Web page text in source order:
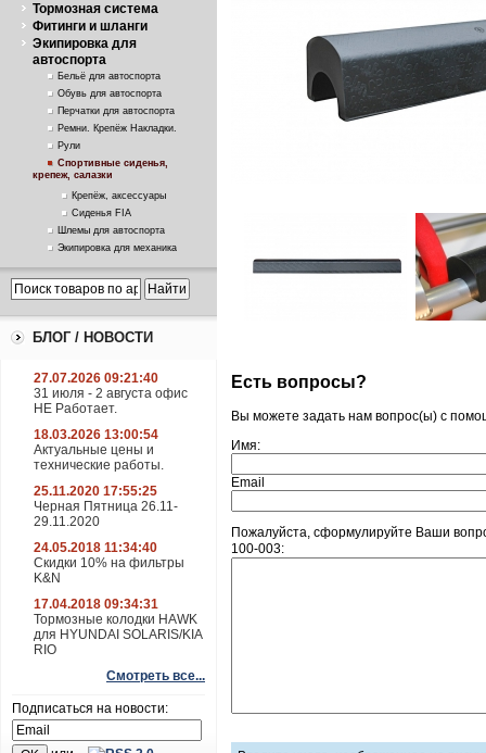
Тормозная система
Фитинги и шланги
Экипировка для
автоспорта
Бельё для автоспорта
Обувь для автоспорта
Перчатки для автоспорта
Ремни. Крепёж Накладки.
Рули
Спортивные сиденья,
крепеж, салазки
Крепёж, аксессуары
Сиденья FIA
Шлемы для автоспорта
Экипировка для механика
БЛОГ / НОВОСТИ
27.07.2026 09:21:40
31 июля - 2 августа офис
НЕ Работает.
18.03.2026 13:00:54
Актуальные цены и
технические работы.
25.11.2020 17:55:25
Черная Пятница 26.11-
29.11.2020
24.05.2018 11:34:40
Скидки 10% на фильтры
K&N
17.04.2018 09:34:31
Тормозные колодки HAWK
для HYUNDAI SOLARIS/KIA
RIO
Смотреть все...
Подписаться на новости:
Есть вопросы?
Вы можете задать нам вопрос(ы) с
Имя:
Email
Пожалуйста, сформулируйте Ваши
100-003: